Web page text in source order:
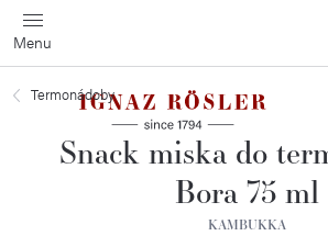
Přejít
na
obsah
Termonádoby
Snack miska do
Bora 75 ml
KAMBUKKA